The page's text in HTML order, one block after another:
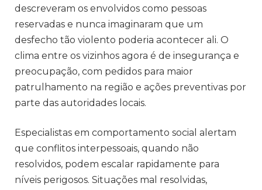
descreveram os envolvidos como pessoas
reservadas e nunca imaginaram que um
desfecho tão violento poderia acontecer ali. O
clima entre os vizinhos agora é de insegurança e
preocupação, com pedidos para maior
patrulhamento na região e ações preventivas por
parte das autoridades locais.
Especialistas em comportamento social alertam
que conflitos interpessoais, quando não
resolvidos, podem escalar rapidamente para
níveis perigosos. Situações mal resolvidas,